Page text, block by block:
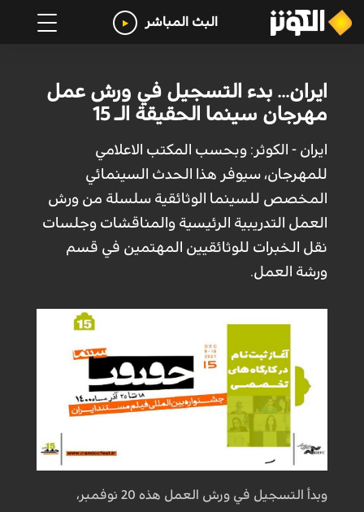
البث المباشر
ايران... بدء التسجيل في ورش عمل
مهرجان سينما الحقيقة الـ 15
ايران - الكوثر: وبحسب المكتب الاعلامي
للمهرجان، سيوفر هذا الحدث السينمائي
المخصص للسينما الوثائقية سلسلة من ورش
العمل التدريبية الرئيسية والمناقشات وجلسات
نقل الخبرات للوثائقيين المهتمين في قسم
ورشة العمل.
وبدأ التسجيل في ورش العمل هذه 20 نوفمبر،